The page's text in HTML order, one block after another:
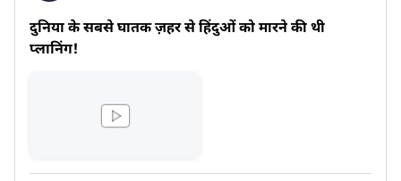
दुनिया के सबसे घातक ज़हर से हिंदुओं को मारने की थी
प्लानिंग!